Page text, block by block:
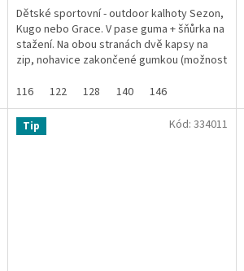
Dětské sportovní - outdoor kalhoty Sezon,
Kugo nebo Grace. V pase guma + šňůrka na
stažení. Na obou stranách dvě kapsy na
zip, nohavice zakončené gumkou (možnost
116
122 128 140 146
Tip Kód: 334011